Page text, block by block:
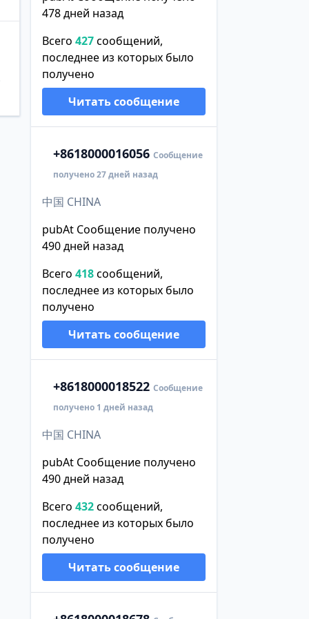
478 дней назад
Всего 427сообщений,
последнее из которых было
получено
Читать сообщение
+8618000016056 Сообщение
получено 27 дней назад
中国 CHINA
pubAt Сообщение получено
490 дней назад
Всего 418сообщений,
последнее из которых было
получено
Читать сообщение
+8618000018522 Сообщение
получено 1 дней назад
中国 CHINA
pubAt Сообщение получено
490 дней назад
Всего 432сообщений,
последнее из которых было
получено
Читать сообщение